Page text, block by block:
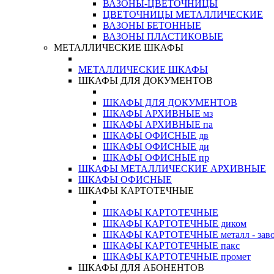
ВАЗОНЫ-ЦВЕТОЧНИЦЫ
ЦВЕТОЧНИЦЫ МЕТАЛЛИЧЕСКИЕ
ВАЗОНЫ БЕТОННЫЕ
ВАЗОНЫ ПЛАСТИКОВЫЕ
МЕТАЛЛИЧЕСКИЕ ШКАФЫ
МЕТАЛЛИЧЕСКИЕ ШКАФЫ
ШКАФЫ ДЛЯ ДОКУМЕНТОВ
ШКАФЫ ДЛЯ ДОКУМЕНТОВ
ШКАФЫ АРХИВНЫЕ мз
ШКАФЫ АРХИВНЫЕ па
ШКАФЫ ОФИСНЫЕ дв
ШКАФЫ ОФИСНЫЕ ди
ШКАФЫ ОФИСНЫЕ пр
ШКАФЫ МЕТАЛЛИЧЕСКИЕ АРХИВНЫЕ
ШКАФЫ ОФИСНЫЕ
ШКАФЫ КАРТОТЕЧНЫЕ
ШКАФЫ КАРТОТЕЧНЫЕ
ШКАФЫ КАРТОТЕЧНЫЕ диком
ШКАФЫ КАРТОТЕЧНЫЕ металл -
ШКАФЫ КАРТОТЕЧНЫЕ пакс
ШКАФЫ КАРТОТЕЧНЫЕ промет
ШКАФЫ ДЛЯ АБОНЕНТОВ